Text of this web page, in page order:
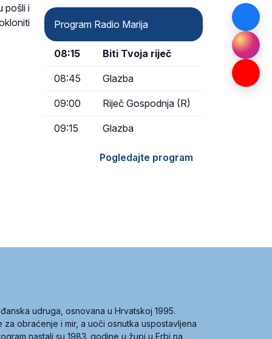
pošli i
dubokom ljubavlju
Program Radio Marija
08:15 Biti Tvoja riječ
08:45 Glazba
09:00 Riječ Gospodnja (R)
09:15 Glazba
Pogledajte program
udruga, osnovana u Hrvatskoj 1995.
obraćenje i mir, a uoči osnutka uspostavljena
nastali su 1983. godine u župi u Erbi na